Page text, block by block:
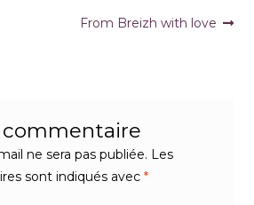
Article
From Breizh with love
commentaire
ne sera pas publiée. Les
sont indiqués avec*